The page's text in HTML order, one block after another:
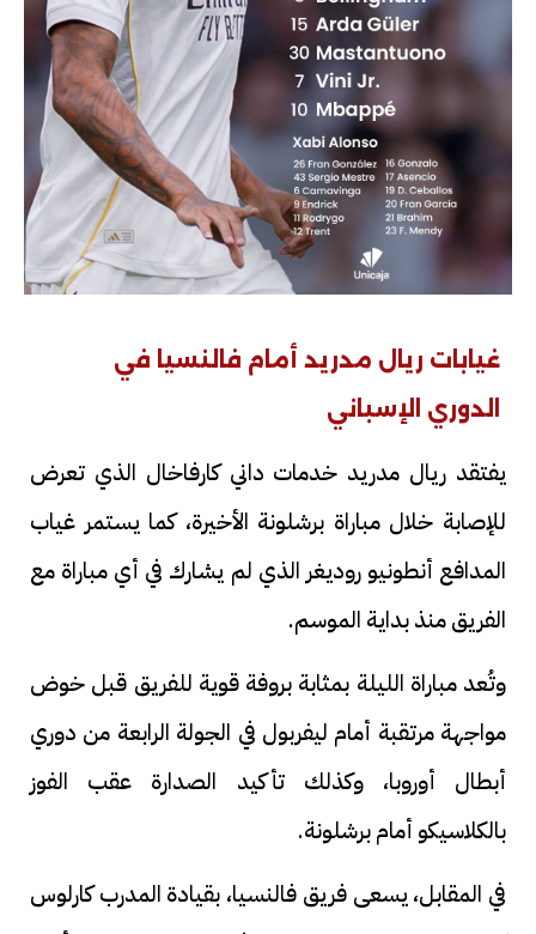
غيابات ريال مدريد أمام فالنسيا في
الدوري الإسباني
يفتقد ريال مدريد خدمات داني كارفاخال الذي تعرض
للإصابة خلال مباراة برشلونة الأخيرة، كما يستمر غياب
المدافع أنطونيو روديغر الذي لم يشارك في أي مباراة مع
الفريق منذ بداية الموسم.
وتُعد مباراة الليلة بمثابة بروفة قوية للفريق قبل خوض
مواجهة مرتقبة أمام ليفربول في الجولة الرابعة من دوري
أبطال أوروبا، وكذلك تأكيد الصدارة عقب الفوز
بالكلاسيكو أمام برشلونة.
في المقابل، يسعى فريق فالنسيا، بقيادة المدرب كارلوس